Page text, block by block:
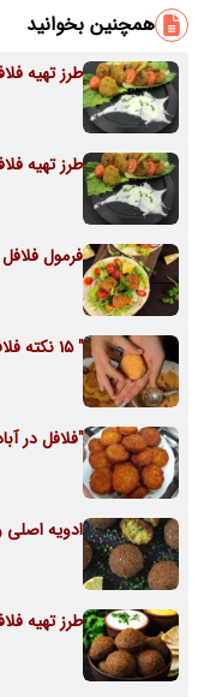
همچنین بخوانید
طرز تهیه
طرز تهیه
فرمول
" 15 نکته فلافل خانگی" برای طعمی فوق العاده
"فلافل در
ادویه
طرز تهیه